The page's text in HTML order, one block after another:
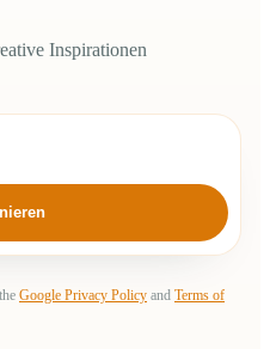
Inspirationen
Google Privacy Policy and Terms of